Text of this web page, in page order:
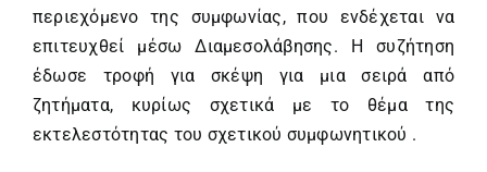
περιεχόμενο της συμφωνίας, που ενδέχεται να
επιτευχθεί μέσω Διαμεσολάβησης. Η συζήτηση
έδωσε τροφή για σκέψη για μια σειρά από
ζητήματα, κυρίως σχετικά με το θέμα της
εκτελεστότητας του σχετικού συμφωνητικού .